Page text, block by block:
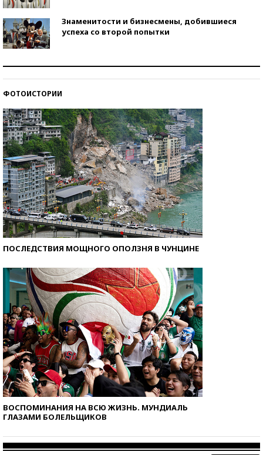
Знаменитости и бизнесмены, добившиеся
успеха со второй попытки
ФОТОИСТОРИИ
ПОСЛЕДСТВИЯ МОЩНОГО ОПОЛЗНЯ В ЧУНЦИНЕ
ВОСПОМИНАНИЯ НА ВСЮ ЖИЗНЬ. МУНДИАЛЬ
ГЛАЗАМИ БОЛЕЛЬЩИКОВ